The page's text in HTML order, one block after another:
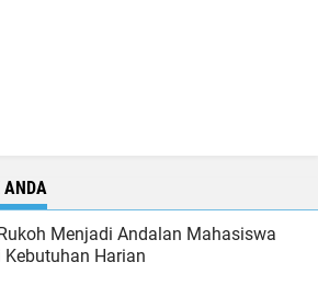
ANDA
Menjadi Andalan Mahasiswa
Kebutuhan Harian